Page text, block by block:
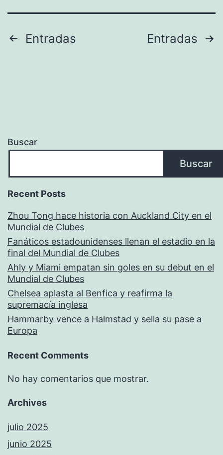
Paginación
Entradas Entradas
Buscar
Buscar
Recent Posts
Zhou Tong hace historia con Auckland City en el
Mundial de Clubes
Fanáticos estadounidenses llenan el estadio en la
final del Mundial de Clubes
Ahly y Miami empatan sin goles en su debut en el
Mundial de Clubes
Chelsea aplasta al Benfica y reafirma la
supremacía inglesa
Hammarby vence a Halmstad y sella su pase a
Europa
Recent Comments
No hay comentarios que mostrar.
Archives
julio 2025
junio 2025